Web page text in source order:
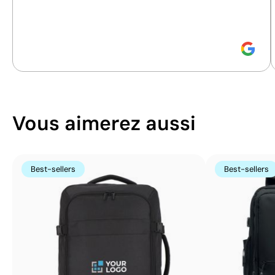
Vous aimerez aussi
Best-sellers Best-sellers